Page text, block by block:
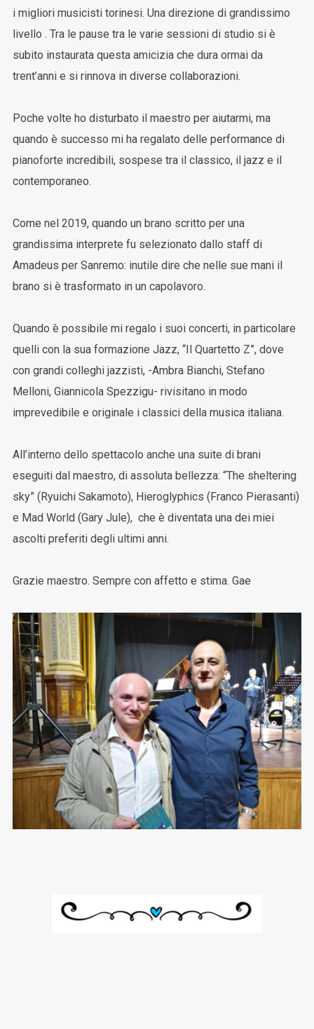
i migliori musicisti torinesi. Una direzione di grandissimo
livello . Tra le pause tra le varie sessioni di studio si è
subito instaurata questa amicizia che dura ormai da
trent’anni e si rinnova in diverse collaborazioni.
Poche volte ho disturbato il maestro per aiutarmi, ma
quando è successo mi ha regalato delle performance di
pianoforte incredibili, sospese tra il classico, il jazz e il
contemporaneo.
Come nel 2019, quando un brano scritto per una
grandissima interprete fu selezionato dallo staff di
Amadeus per Sanremo: inutile dire che nelle sue mani il
brano si è trasformato in un capolavoro.
Quando è possibile mi regalo i suoi concerti, in particolare
quelli con la sua formazione Jazz, “Il Quartetto Z”, dove
con grandi colleghi jazzisti, -Ambra Bianchi, Stefano
Melloni, Giannicola Spezzigu- rivisitano in modo
imprevedibile e originale i classici della musica italiana.
All’interno dello spettacolo anche una suite di brani
eseguiti dal maestro, di assoluta bellezza: “The sheltering
sky” (Ryuichi Sakamoto), Hieroglyphics (Franco Pierasanti)
e Mad World (Gary Jule), che è diventata una dei miei
ascolti preferiti degli ultimi anni.
Grazie maestro. Sempre con affetto e stima. Gae